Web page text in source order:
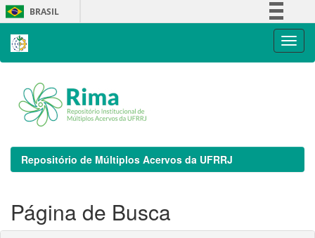
Skip
navigation
BRASIL
Repositório de Múltiplos Acervos da UFRRJ
Página de Busca